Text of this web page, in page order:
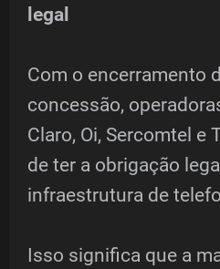
legal
Com o encerramento
concessão,
Claro, Oi, Sercomtel e
de ter a obrigação
infraestrutura de
Isso significa que a